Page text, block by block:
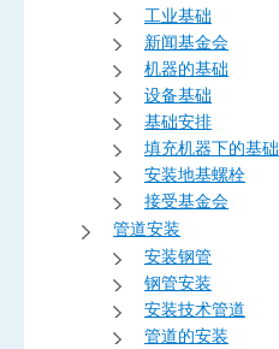
工业基础
新闻基金会
机器的基础
设备基础
基础安排
填充机器下的基础
安装地基螺栓
接受基金会
管道安装
安装钢管
钢管安装
安装技术管道
管道的安装